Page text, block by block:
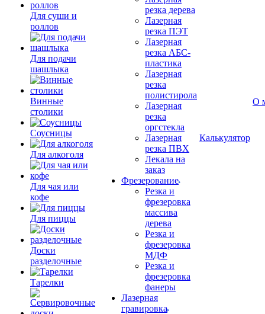
Для суши и
роллов
Для подачи
шашлыка
Винные
столики
Соусницы
Для алкоголя
Для чая или
кофе
Для пиццы
Доски
разделочные
Тарелки
резка дерева
Лазерная
резка ПЭТ
Лазерная
резка АБС-
пластика
Лазерная
резка
полистирола
Лазерная
резка
оргстекла
Лазерная
резка ПВХ
Лекала на
заказ
Фрезерование
Резка и
фрезеровка
массива
дерева
Резка и
фрезеровка
МДФ
Резка и
фрезеровка
фанеры
Лазерная
гравировка
Калькулятор
О